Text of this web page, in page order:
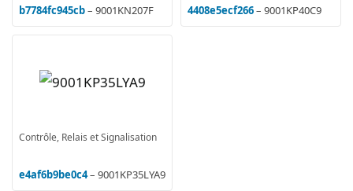
b7784fc945cb– 9001KN207F 4408e5ecf266– 9001KP40C9
Contrôle, Relais et Signalisation
e4af6b9be0c4– 9001KP35LYA9